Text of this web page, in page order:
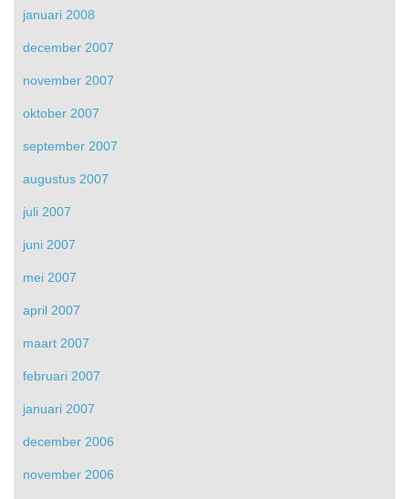
januari 2008
december 2007
november 2007
oktober 2007
september 2007
augustus 2007
juli 2007
juni 2007
mei 2007
april 2007
maart 2007
februari 2007
januari 2007
december 2006
november 2006